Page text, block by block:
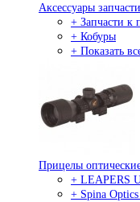
Аксессуары
+ Запчасти к
+ Кобуры
+ Показать
Прицелы
+ LEAPERS
+ Spina